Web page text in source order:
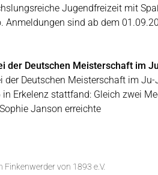
Jugendfreizeit mit
Anmeldungen sind ab dem
der Deutschen Meisterschaft im
der Deutschen Meisterschaft im
Erkelenz stattfand: Gleich zwei
Janson erreichte
Finkenwerder von 1893 e.V.